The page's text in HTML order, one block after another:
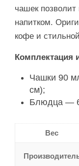
чашек
напитком.
кофе и
Комплектация
Чашки 90
см);
Блюдца —
Вес